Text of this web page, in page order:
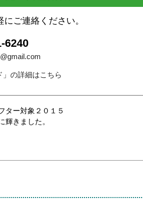
ご連絡ください。
6240
」の詳細はこちら
ター対象２０１５
きました。